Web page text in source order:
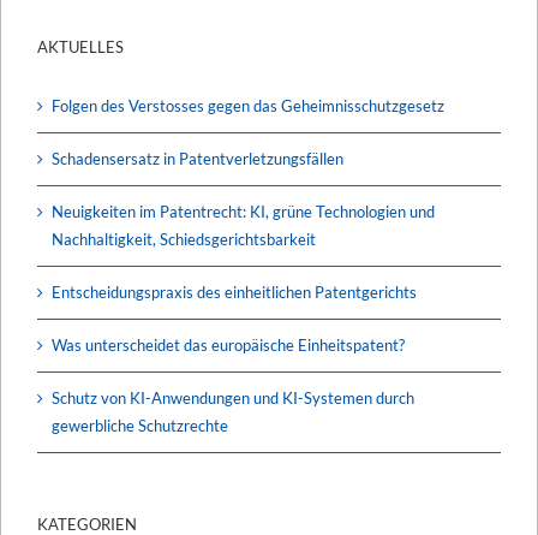
AKTUELLES
Folgen des Verstosses gegen das Geheimnisschutzgesetz
Schadensersatz in Patentverletzungsfällen
Neuigkeiten im Patentrecht: KI, grüne Technologien und
Nachhaltigkeit, Schiedsgerichtsbarkeit
Entscheidungspraxis des einheitlichen Patentgerichts
Was unterscheidet das europäische Einheitspatent?
Schutz von KI-Anwendungen und KI-Systemen durch
gewerbliche Schutzrechte
KATEGORIEN